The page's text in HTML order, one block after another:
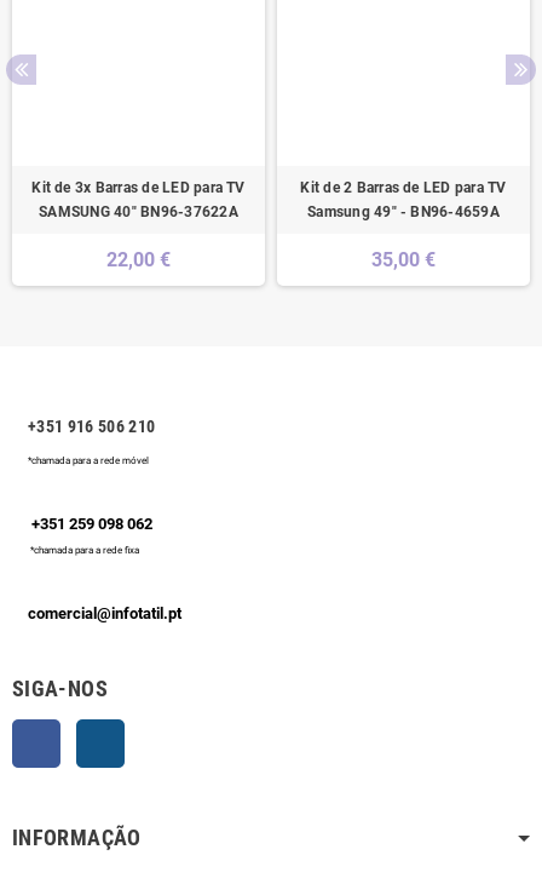
Kit de 3x Barras de LED para TV
SAMSUNG 40" BN96-37622A
22,00 €
Kit de 2 Barras de LED para TV
Samsung 49" - BN96-4659A
35,00 €
+351 916 506 210
*chamada para a rede móvel
+351 259 098 062
*chamada para a rede fixa
comercial@infotatil.pt
SIGA-NOS
INFORMAÇÃO